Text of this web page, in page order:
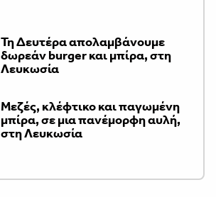
Τη Δευτέρα απολαμβάνουμε
δωρεάν burger και μπίρα, στη
Λευκωσία
Μεζές, κλέφτικο και παγωμένη
μπίρα, σε μια πανέμορφη αυλή,
στη Λευκωσία